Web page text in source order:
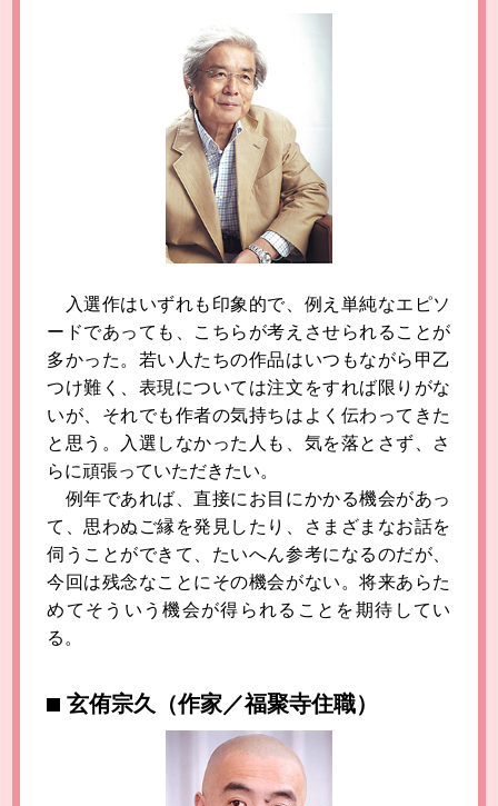
入選作はいずれも印象的で、例え単純なエピソ
ードであっても、こちらが考えさせられることが
多かった。若い人たちの作品はいつもながら甲乙
つけ難く、表現については注文をすれば限りがな
いが、それでも作者の気持ちはよく伝わってきた
と思う。入選しなかった人も、気を落とさず、さ
らに頑張っていただきたい。
例年であれば、直接にお目にかかる機会があっ
て、思わぬご縁を発見したり、さまざまなお話を
伺うことができて、たいへん参考になるのだが、
今回は残念なことにその機会がない。将来あらた
めてそういう機会が得られることを期待してい
る。
玄侑宗久（作家／福聚寺住職）